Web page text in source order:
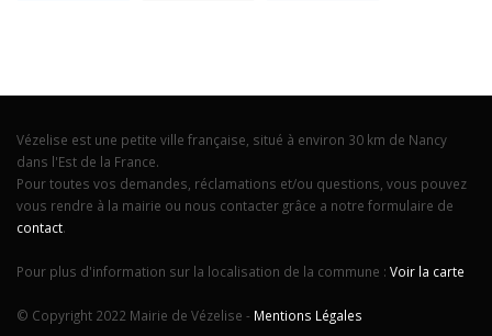
Vézelise est une petite ville française, situé à environ 30 km de Nancy
dans l'Est de la France.
Pour toutes vos demandes, réclamations et/ou questions, vous pouvez
vous rendre à la mairie ou nous contacter grâce a notre formulaire de
contact.
Pour plus d'information sur la localisation de la commune : Voir la carte
© Copyright 2022 Mairie de Vézelise - Mentions Légales